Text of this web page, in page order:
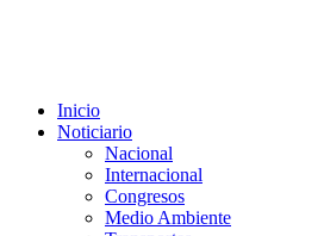
Inicio
Noticiario
Nacional
Internacional
Congresos
Medio Ambiente